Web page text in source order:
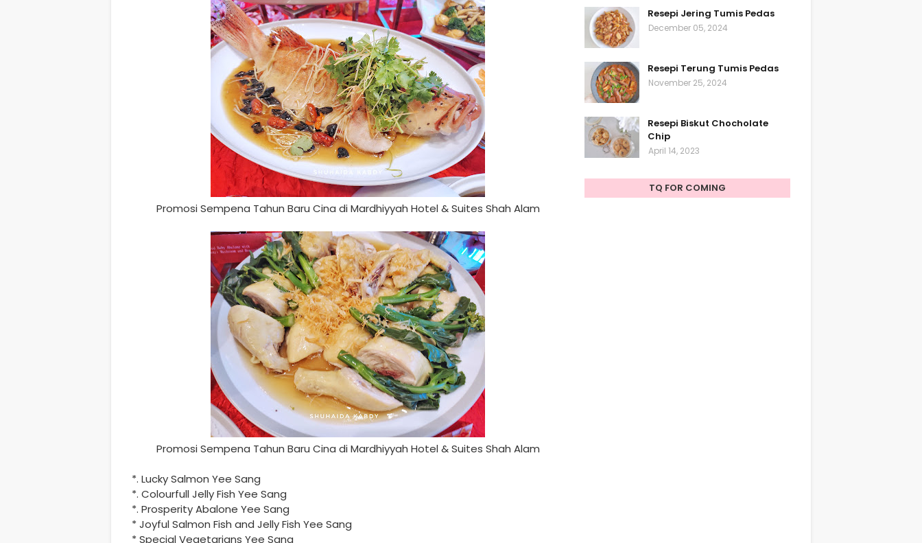
Promosi Sempena Tahun Baru Cina di Mardhiyyah Hotel & Suites Shah Alam
Promosi Sempena Tahun Baru Cina di Mardhiyyah Hotel & Suites Shah Alam
*. Lucky Salmon Yee Sang
*. Colourfull Jelly Fish Yee Sang
*. Prosperity Abalone Yee Sang
* Joyful Salmon Fish and Jelly Fish Yee Sang
* Special Vegetarians Yee Sang
Resepi Jering Tumis Pedas
December 05, 2024
Resepi Terung Tumis Pedas
November 25, 2024
Resepi Biskut Chocholate
Chip
April 14, 2023
TQ FOR COMING